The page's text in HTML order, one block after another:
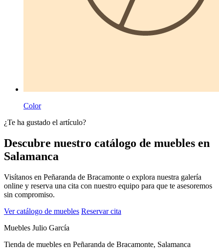
Color
¿Te ha gustado el artículo?
Descubre nuestro catálogo de muebles en
Salamanca
Visítanos en Peñaranda de Bracamonte o explora nuestra galería
online y reserva una cita con nuestro equipo para que te asesoremos
sin compromiso.
Ver catálogo de muebles Reservar cita
Muebles Julio García
Tienda de muebles en Peñaranda de Bracamonte, Salamanca